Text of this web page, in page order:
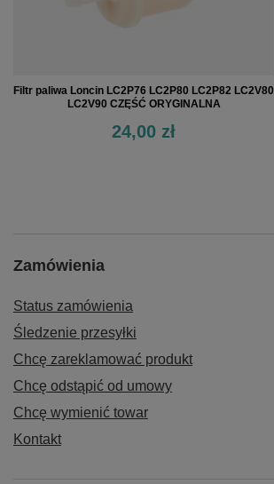
Filtr paliwa Loncin LC2P76 LC2P80 LC2P82 LC2V80
LC2V90 CZĘŚĆ ORYGINALNA
24,00 zł
Zamówienia
Status zamówienia
Śledzenie przesyłki
Chcę zareklamować produkt
Chcę odstąpić od umowy
Chcę wymienić towar
Kontakt